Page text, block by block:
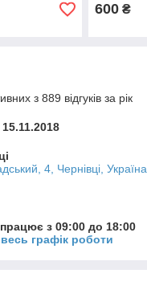
600 ₴
з 889 відгуків за рік
4, Чернівці, Україна
з 09:00 до 18:00
графік роботи